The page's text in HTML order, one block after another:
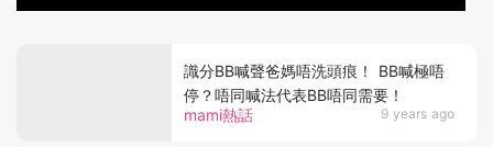
mami熱話 9 years ago
識分BB喊聲爸媽唔洗頭痕！ BB喊極唔
停？唔同喊法代表BB唔同需要！